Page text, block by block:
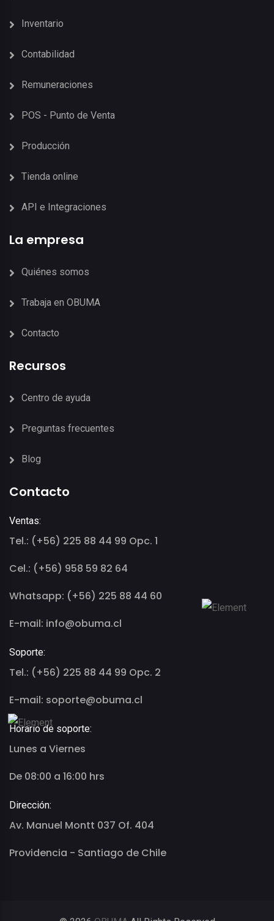
Inventario
Contabilidad
Remuneraciones
POS - Punto de Venta
Producción
Tienda online
API e Integraciones
La empresa
Quiénes somos
Trabaja en OBUMA
Contacto
Recursos
Centro de ayuda
Preguntas frecuentes
Blog
Contacto
Ventas:
Tel.: (+56) 225 88 44 99 Opc. 1
Cel.: (+56) 958 59 82 64
Whatsapp: (+56) 225 88 44 60
E-mail: info@obuma.cl
Soporte:
Tel.: (+56) 225 88 44 99 Opc. 2
E-mail: soporte@obuma.cl
Horario de soporte:
Lunes a Viernes
De 08:00 a 16:00 hrs
Dirección:
Av. Manuel Montt 037 Of. 404
Providencia - Santiago de Chile